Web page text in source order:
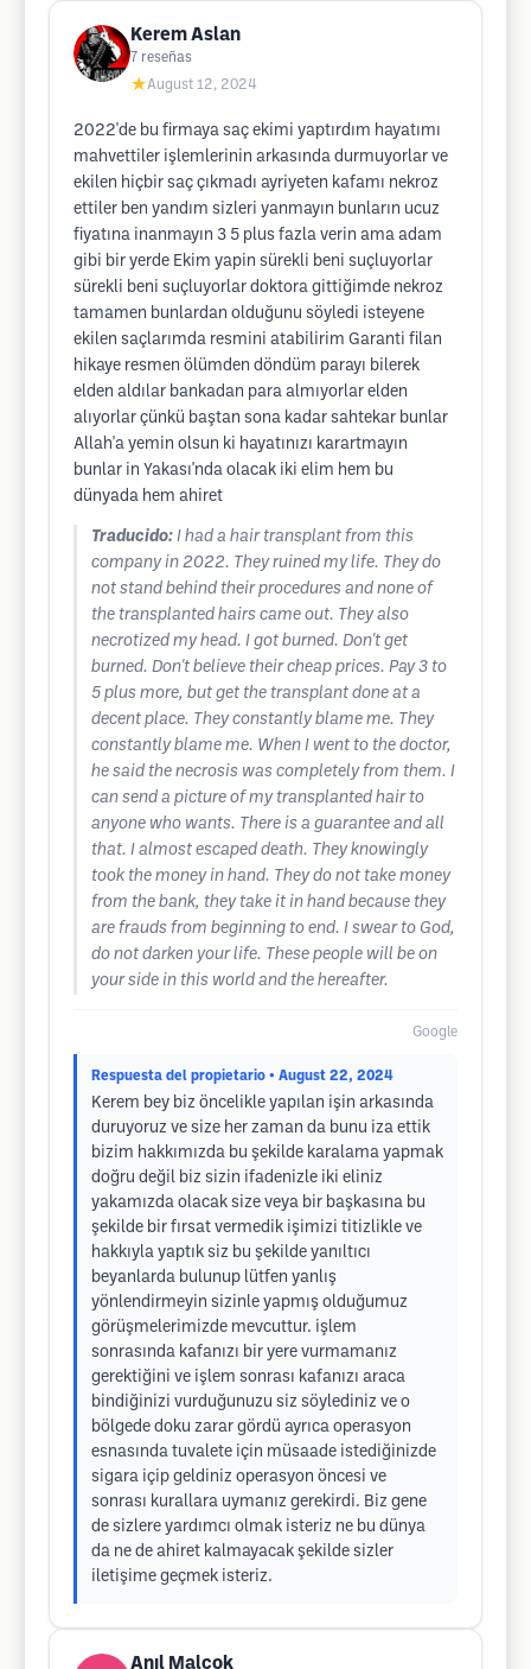
Kerem Aslan
7 reseñas
★August 12, 2024
2022'de bu firmaya saç ekimi yaptırdım hayatımı
mahvettiler işlemlerinin arkasında durmuyorlar ve
ekilen hiçbir saç çıkmadı ayriyeten kafamı nekroz
ettiler ben yandım sizleri yanmayın bunların ucuz
fiyatına inanmayın 3 5 plus fazla verin ama adam
gibi bir yerde Ekim yapin sürekli beni suçluyorlar
sürekli beni suçluyorlar doktora gittiğimde nekroz
tamamen bunlardan olduğunu söyledi isteyene
ekilen saçlarımda resmini atabilirim Garanti filan
hikaye resmen ölümden döndüm parayı bilerek
elden aldılar bankadan para almıyorlar elden
alıyorlar çünkü baştan sona kadar sahtekar bunlar
Allah'a yemin olsun ki hayatınızı karartmayın
bunlar in Yakası'nda olacak iki elim hem bu
dünyada hem ahiret
Traducido: I had a hair transplant from this
company in 2022. They ruined my life. They do
not stand behind their procedures and none of
the transplanted hairs came out. They also
necrotized my head. I got burned. Don't get
burned. Don't believe their cheap prices. Pay 3 to
5 plus more, but get the transplant done at a
decent place. They constantly blame me. They
constantly blame me. When I went to the doctor,
he said the necrosis was completely from them. I
can send a picture of my transplanted hair to
anyone who wants. There is a guarantee and all
that. I almost escaped death. They knowingly
took the money in hand. They do not take money
from the bank, they take it in hand because they
are frauds from beginning to end. I swear to God,
do not darken your life. These people will be on
your side in this world and the hereafter.
Google
Respuesta del propietario • August 22, 2024
Kerem bey biz öncelikle yapılan işin arkasında
duruyoruz ve size her zaman da bunu iza ettik
bizim hakkımızda bu şekilde karalama yapmak
doğru değil biz sizin ifadenizle iki eliniz
yakamızda olacak size veya bir başkasına bu
şekilde bir fırsat vermedik işimizi titizlikle ve
hakkıyla yaptık siz bu şekilde yanıltıcı
beyanlarda bulunup lütfen yanlış
yönlendirmeyin sizinle yapmış olduğumuz
görüşmelerimizde mevcuttur. işlem
sonrasında kafanızı bir yere vurmamanız
gerektiğini ve işlem sonrası kafanızı araca
bindiğinizi vurduğunuzu siz söylediniz ve o
bölgede doku zarar gördü ayrıca operasyon
esnasında tuvalete için müsaade istediğinizde
sigara içip geldiniz operasyon öncesi ve
sonrası kurallara uymanız gerekirdi. Biz gene
de sizlere yardımcı olmak isteriz ne bu dünya
da ne de ahiret kalmayacak şekilde sizler
iletişime geçmek isteriz.
Anıl Malcok